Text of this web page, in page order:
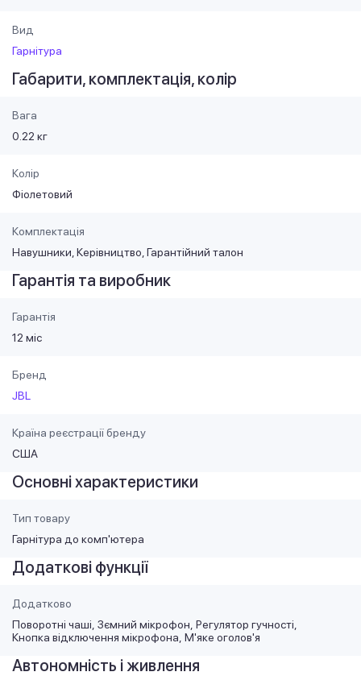
Вид
Гарнітура
Габарити, комплектація, колір
Вага
0.22 кг
Колір
Фіолетовий
Комплектація
Навушники, Керівництво, Гарантійний талон
Гарантія та виробник
Гарантія
12 міс
Бренд
JBL
Країна реєстрації бренду
США
Основні характеристики
Тип товару
Гарнітура до комп'ютера
Додаткові функції
Додатково
Поворотні чаші Зємний мікрофон Регулятор гучності
Кнопка відключення мікрофона М'яке оголов'я
Автономність і живлення